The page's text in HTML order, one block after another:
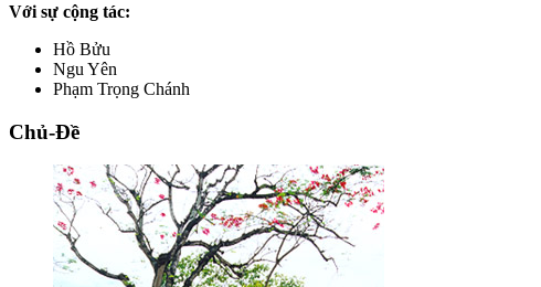
Với sự cộng tác:
Hồ Bửu
Ngu Yên
Phạm Trọng Chánh
Chủ-Đề